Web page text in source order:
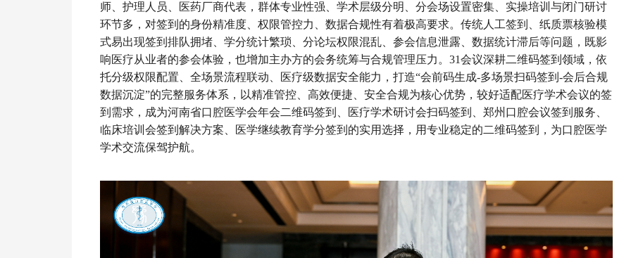
师、护理人员、医药厂商代表，群体专业性强、学术层级分明、分会场设置密集、实操培训与闭门研讨
环节多，对签到的身份精准度、权限管控力、数据合规性有着极高要求。传统人工签到、纸质票核验模
式易出现签到排队拥堵、学分统计繁琐、分论坛权限混乱、参会信息泄露、数据统计滞后等问题，既影
响医疗从业者的参会体验，也增加主办方的会务统筹与合规管理压力。31会议深耕二维码签到领域，依
托分级权限配置、全场景流程联动、医疗级数据安全能力，打造“会前码生成-多场景扫码签到-会后合规
数据沉淀”的完整服务体系，以精准管控、高效便捷、安全合规为核心优势，较好适配医疗学术会议的签
到需求，成为河南省口腔医学会年会二维码签到、医疗学术研讨会扫码签到、郑州口腔会议签到服务、
临床培训会签到解决方案、医学继续教育学分签到的实用选择，用专业稳定的二维码签到，为口腔医学
学术交流保驾护航。